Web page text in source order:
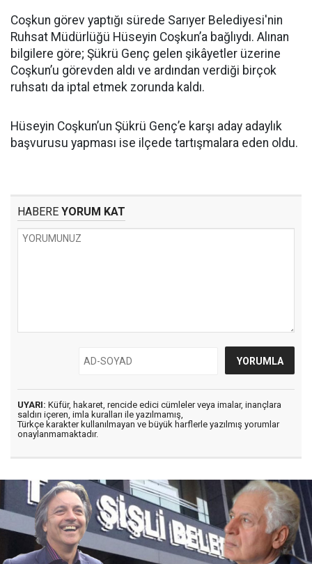
Coşkun görev yaptığı sürede Sarıyer Belediyesi'nin
Ruhsat Müdürlüğü Hüseyin Coşkun’a bağlıydı. Alınan
bilgilere göre; Şükrü Genç gelen şikâyetler üzerine
Coşkun’u görevden aldı ve ardından verdiği birçok
ruhsatı da iptal etmek zorunda kaldı.
Hüseyin Coşkun’un Şükrü Genç’e karşı aday adaylık
başvurusu yapması ise ilçede tartışmalara eden oldu.
HABERE YORUM KAT
UYARI: Küfür, hakaret, rencide edici cümleler veya imalar, inançlara
saldırı içeren, imla kuralları ile yazılmamış,
Türkçe karakter kullanılmayan ve büyük harflerle yazılmış yorumlar
onaylanmamaktadır.